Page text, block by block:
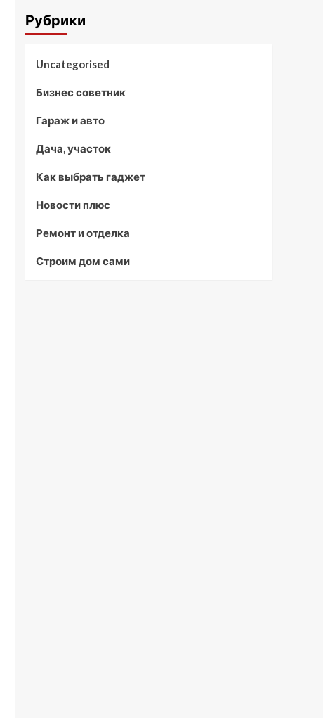
Рубрики
Uncategorised
Бизнес советник
Гараж и авто
Дача, участок
Как выбрать гаджет
Новости плюс
Ремонт и отделка
Строим дом сами